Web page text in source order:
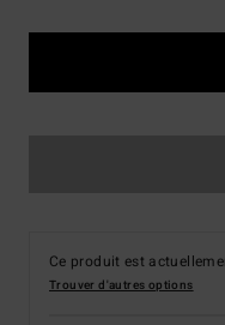
Ce produit est
Trouver d'autres options